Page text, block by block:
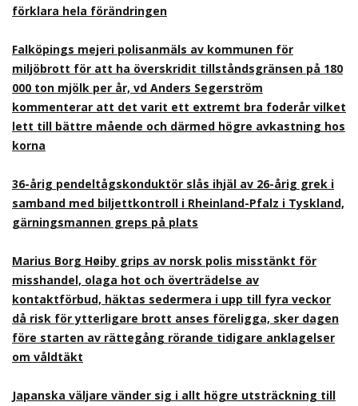
förklara hela förändringen
Falköpings mejeri polisanmäls av kommunen för
miljöbrott för att ha överskridit tillståndsgränsen på 180
000 ton mjölk per år, vd Anders Segerström
kommenterar att det varit ett extremt bra foderår vilket
lett till bättre mående och därmed högre avkastning hos
korna
36-årig pendeltågskonduktör slås ihjäl av 26-årig grek i
samband med biljettkontroll i Rheinland-Pfalz i Tyskland,
gärningsmannen greps på plats
Marius Borg Høiby grips av norsk polis misstänkt för
misshandel, olaga hot och överträdelse av
kontaktförbud, häktas sedermera i upp till fyra veckor
då risk för ytterligare brott anses föreligga, sker dagen
före starten av rättegång rörande tidigare anklagelser
om våldtäkt
Japanska väljare vänder sig i allt högre utsträckning till